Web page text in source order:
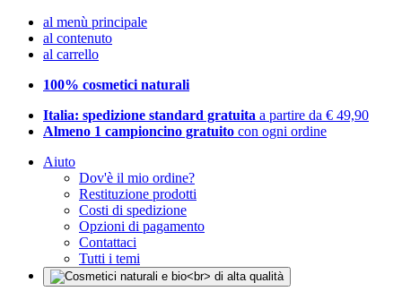
al menù principale
al contenuto
al carrello
100% cosmetici naturali
Italia: spedizione standard gratuita a partire da € 49,90
Almeno 1 campioncino gratuito con ogni ordine
Aiuto
Dov'è il mio ordine?
Restituzione prodotti
Costi di spedizione
Opzioni di pagamento
Contattaci
Tutti i temi